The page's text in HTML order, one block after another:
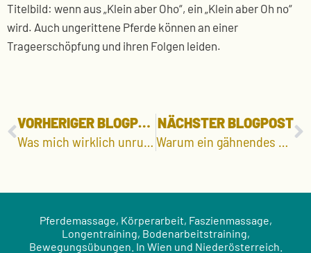
Titelbild: wenn aus „Klein aber Oho“, ein „Klein aber Oh no“
wird. Auch ungerittene Pferde können an einer
Trageerschöpfung und ihren Folgen leiden.
VORHERIGER BLOGPOST
Was mich wirklich unrund macht auf Social Media …
NÄCHSTER BLOGPOST
Warum ein gähnendes Pferd nicht automatisch ein entspanntes Pferd ist
Pferdemassage, Körperarbeit, Faszienmassage,
Longentraining, Bodenarbeitstraining,
Bewegungsübungen. In Wien und Niederösterreich.